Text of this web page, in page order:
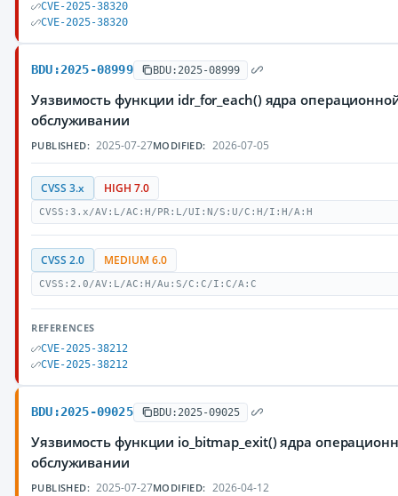
CVE-2025-38320
CVE-2025-38320
BDU:2025-08999 BDU:2025-08999
Уязвимость функции idr_for_each() ядра
обслуживании
PUBLISHED: 2025-07-27MODIFIED: 2026-07-05
CVSS 3.x HIGH 7.0
CVSS:3.x/AV:L/AC:H/PR:L/UI:N/S:U/C:H/I:H/A:H
CVSS 2.0 MEDIUM 6.0
CVSS:2.0/AV:L/AC:H/Au:S/C:C/I:C/A:C
REFERENCES
CVE-2025-38212
CVE-2025-38212
BDU:2025-09025 BDU:2025-09025
Уязвимость функции io_bitmap_exit() ядра
обслуживании
PUBLISHED: 2025-07-27MODIFIED: 2026-04-12